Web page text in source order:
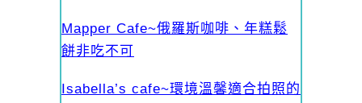
Mapper Cafe~俄羅斯咖啡、年糕鬆
餅非吃不可
Isabella’s cafe~環境溫馨適合拍照的